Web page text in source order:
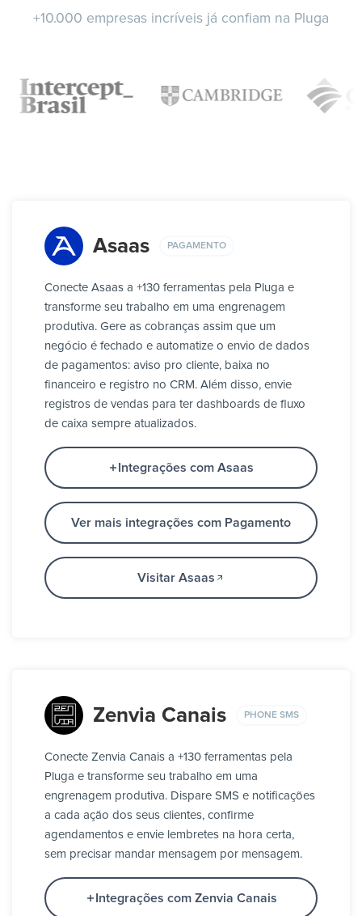
+10.000 empresas incríveis já confiam na Pluga
Asaas PAGAMENTO
Conecte Asaas a +130 ferramentas pela Pluga e
transforme seu trabalho em uma engrenagem
produtiva. Gere as cobranças assim que um
negócio é fechado e automatize o envio de dados
de pagamentos: aviso pro cliente, baixa no
financeiro e registro no CRM. Além disso, envie
registros de vendas para ter dashboards de fluxo
de caixa sempre atualizados.
Integrações com Asaas
Ver mais integrações com Pagamento
Visitar Asaas
Zenvia Canais PHONE SMS
Conecte Zenvia Canais a +130 ferramentas pela
Pluga e transforme seu trabalho em uma
engrenagem produtiva. Dispare SMS e notificações
a cada ação dos seus clientes, confirme
agendamentos e envie lembretes na hora certa,
sem precisar mandar mensagem por mensagem.
Integrações com Zenvia Canais